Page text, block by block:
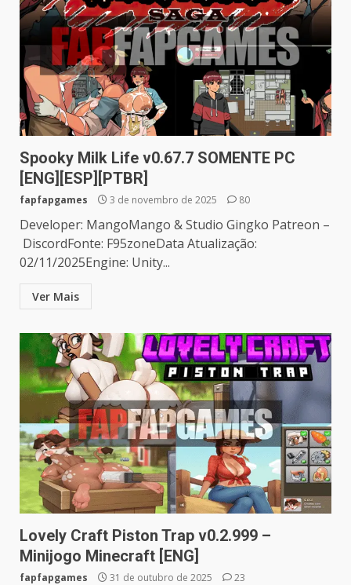
Spooky Milk Life v0.67.7 SOMENTE PC
[ENG][ESP][PTBR]
fapfapgames 3 de novembro de 2025 80
Developer: MangoMango & Studio Gingko Patreon –
DiscordFonte: F95zoneData Atualização:
02/11/2025Engine: Unity...
Ver Mais
Lovely Craft Piston Trap v0.2.999 –
Minijogo Minecraft [ENG]
fapfapgames 31 de outubro de 2025 23